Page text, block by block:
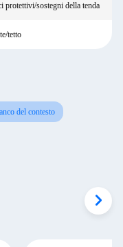
protettivi/sostegni della tenda
tetto
del contesto